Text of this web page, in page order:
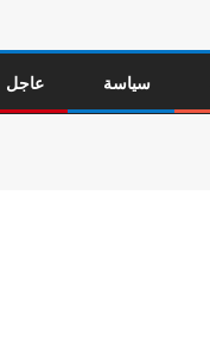
سياسة عاجل